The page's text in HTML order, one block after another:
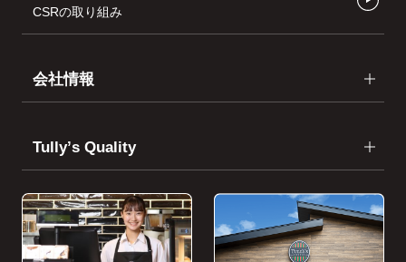
CSRの取り組み
会社情報
Tullyʼs Quality